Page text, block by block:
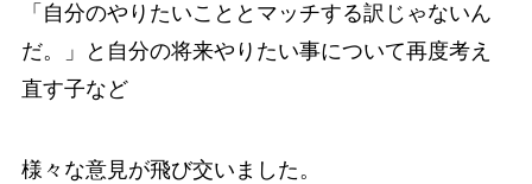
「自分のやりたいこととマッチする訳じゃないん
だ。」と自分の将来やりたい事について再度考え
直す子など
様々な意見が飛び交いました。